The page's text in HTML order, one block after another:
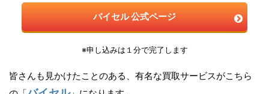
バイセル 公式ページ
※申し込みは１分で完了します
皆さんも見かけたことのある、有名な買取サービスがこちら